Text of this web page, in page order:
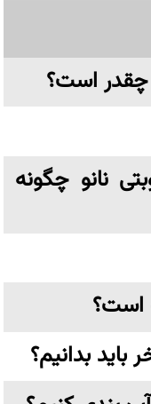
است؟
نانو چگونه
است؟
باید بدانیم؟